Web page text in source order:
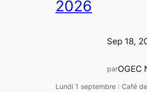
2026
Sep 18,
parOGEC
Lundi 1 septembre : Café